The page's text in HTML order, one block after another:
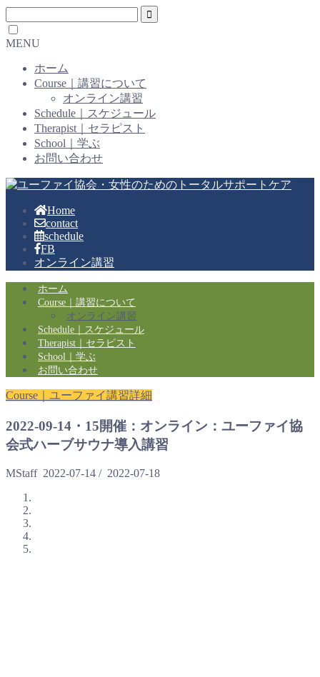
MENU
ホーム
Course｜講習について
オンライン講習
Schedule｜スケジュール
Therapist｜セラピスト
School｜学ぶ
お問い合わせ
Home
contact
schedule
FB
オンライン講習
ホーム
Course｜講習について
オンライン講習
Schedule｜スケジュール
Therapist｜セラピスト
School｜学ぶ
お問い合わせ
Course｜ユーファイ講習詳細
2022-09-14・15開催：オンライン：ユーファイ協
会式ハーブサウナ導入講習
MStaff 2022-07-14 / 2022-07-18